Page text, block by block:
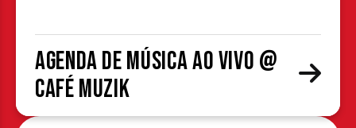
Agenda de Música ao Vivo @
Café Muzik